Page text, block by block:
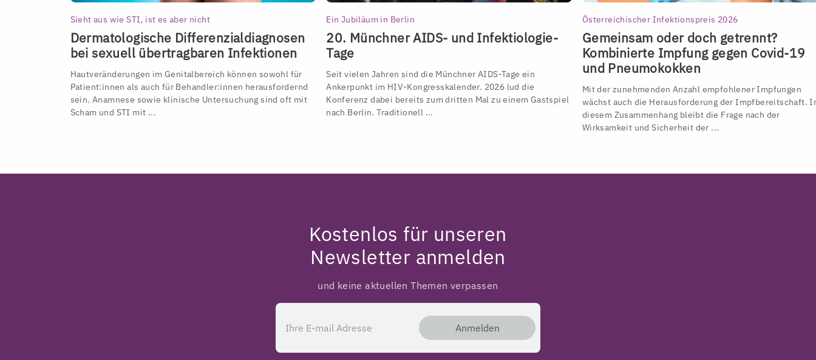
Sieht aus wie STI, ist es aber nicht
Dermatologische Differenzialdiagnosen
bei sexuell übertragbaren Infektionen
Hautveränderungen im Genitalbereich können sowohl für
Patient:innen als auch für Behandler:innen herausfordernd
sein. Anamnese sowie klinische Untersuchung sind oft mit
Scham und STI mit ...
Ein Jubiläum in Berlin
20. Münchner AIDS- und Infektiologie-
Tage
Seit vielen Jahren sind die Münchner AIDS-Tage ein
Ankerpunkt im HIV-Kongresskalender. 2026 lud die
Konferenz dabei bereits zum dritten Mal zu einem Gastspiel
nach Berlin. Traditionell ...
Österreichischer Infektionspreis 2026
Gemeinsam oder doch getrennt?
Kombinierte Impfung gegen Covid-19
und Pneumokokken
Mit der zunehmenden Anzahl empfohlener Impfungen
wächst auch die Herausforderung der Impfbereitschaft.
diesem Zusammenhang bleibt die Frage nach der
Wirksamkeit und Sicherheit der ...
Kostenlos für unseren
Newsletter anmelden
und keine aktuellen Themen verpassen
Anmelden